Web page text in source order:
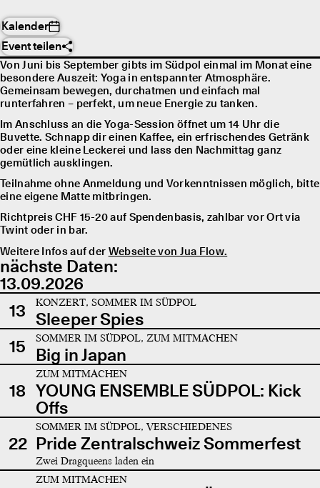
Kalender
Event teilen
Von Juni bis September gibts im Südpol einmal im Monat eine
besondere Auszeit: Yoga in entspannter Atmosphäre.
Gemeinsam bewegen, durchatmen und einfach mal
runterfahren – perfekt, um neue Energie zu tanken.
Im Anschluss an die Yoga-Session öffnet um 14 Uhr die
Buvette. Schnapp dir einen Kaffee, ein erfrischendes Getränk
oder eine kleine Leckerei und lass den Nachmittag ganz
gemütlich ausklingen.
Teilnahme ohne Anmeldung und Vorkenntnissen möglich, bitte
eine eigene Matte mitbringen.
Richtpreis CHF 15-20 auf Spendenbasis, zahlbar vor Ort via
Twint oder in bar.
Weitere Infos auf der Webseite von Jua Flow.
nächste Daten:
13.09.2026
13
KONZERT, SOMMER IM SÜDPOL
Sleeper Spies
15
SOMMER IM SÜDPOL, ZUM MITMACHEN
Big in Japan
18
ZUM MITMACHEN
YOUNG ENSEMBLE SÜDPOL: Kick
Offs
22
SOMMER IM SÜDPOL, VERSCHIEDENES
Pride Zentralschweiz Sommerfest
Zwei Dragqueens laden ein
ZUM MITMACHEN